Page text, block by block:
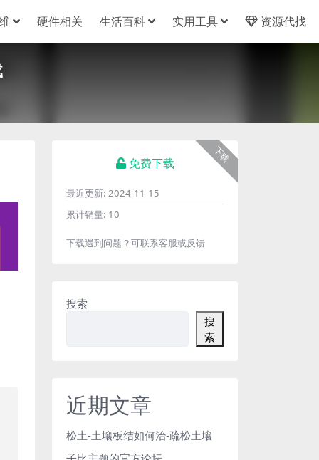
硬件相关 生活百科 实用工具 资源代找
下载
免费下载
最近更新: 2024-11-15
累计销量: 10
下载遇到问题？可联系客服或反馈
搜索
搜
索
近期文章
松土-土壤板结如何治-疏松土壤